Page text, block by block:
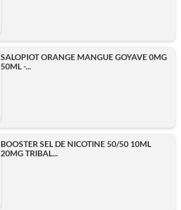
SALOPIOT ORANGE MANGUE GOYAVE 0MG
50ML -...
BOOSTER SEL DE NICOTINE 50/50 10ML
20MG TRIBAL...